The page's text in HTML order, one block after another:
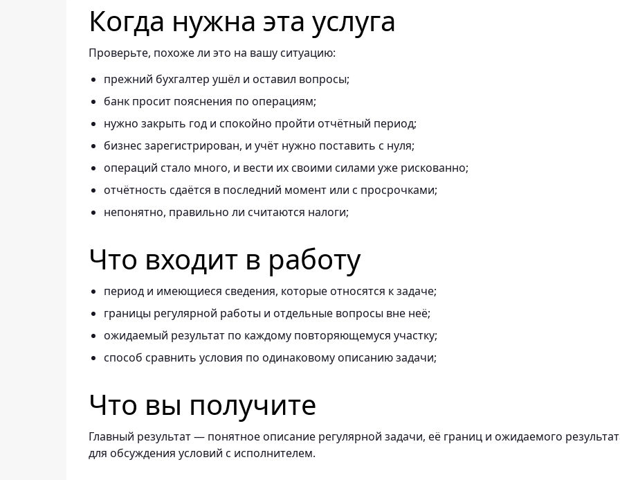
Когда нужна эта услуга
Проверьте, похоже ли это на вашу ситуацию:
прежний бухгалтер ушёл и оставил вопросы;
банк просит пояснения по операциям;
нужно закрыть год и спокойно пройти отчётный период;
бизнес зарегистрирован, и учёт нужно поставить с нуля;
операций стало много, и вести их своими силами уже рискованно;
отчётность сдаётся в последний момент или с просрочками;
непонятно, правильно ли считаются налоги;
Что входит в работу
период и имеющиеся сведения, которые относятся к задаче;
границы регулярной работы и отдельные вопросы вне неё;
ожидаемый результат по каждому повторяющемуся участку;
способ сравнить условия по одинаковому описанию задачи;
Что вы получите
Главный результат — понятное описание регулярной задачи, её границ и ожидаемого
для обсуждения условий с исполнителем.